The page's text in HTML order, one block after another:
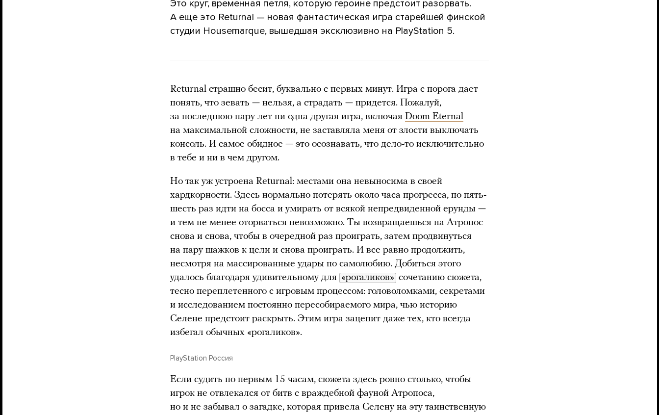
Это круг, временная петля, которую героине предстоит разорвать.
А еще это Returnal — новая фантастическая игра старейшей финской
студии Housemarque, вышедшая эксклюзивно на PlayStation 5.
Returnal страшно бесит, буквально с первых минут. Игра с порога дает
понять, что зевать — нельзя, а страдать — придется. Пожалуй,
за последнюю пару лет ни одна другая игра, включая Doom Eternal
на максимальной сложности, не заставляла меня от злости выключать
консоль. И самое обидное — это осознавать, что дело-то исключительно
в тебе и ни в чем другом.
Но так уж устроена Returnal: местами она невыносима в своей
хардкорности. Здесь нормально потерять около часа прогресса, по пять-
шесть раз идти на босса и умирать от всякой непредвиденной ерунды —
и тем не менее оторваться невозможно. Ты возвращаешься на Атропос
снова и снова, чтобы в очередной раз проиграть, затем продвинуться
на пару шажков к цели и снова проиграть. И все равно продолжить,
несмотря на массированные удары по самолюбию. Добиться этого
удалось благодаря удивительному для «рогаликов» сочетанию сюжета,
тесно переплетенного с игровым процессом: головоломками, секретами
и исследованием постоянно пересобираемого мира, чью историю
Селене предстоит раскрыть. Этим игра зацепит даже тех, кто всегда
избегал обычных «рогаликов».
PlayStation Россия
Если судить по первым 15 часам, сюжета здесь ровно столько, чтобы
игрок не отвлекался от битв с враждебной фауной Атропоса,
но и не забывал о загадке, которая привела Селену на эту таинственную